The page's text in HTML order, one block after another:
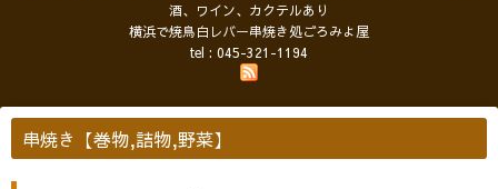
酒、ワイン、カクテルあり
横浜で焼鳥白レバー串焼き処ごろみよ屋
tel : 045-321-1194
串焼き【巻物,詰物,野菜】